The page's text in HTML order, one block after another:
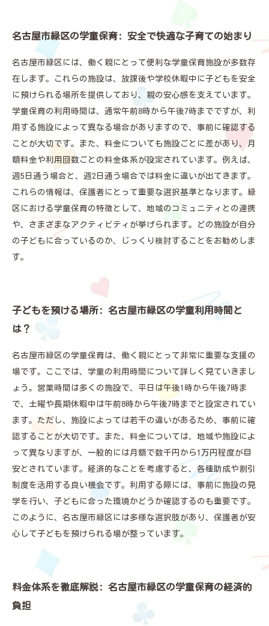
保護者が知っておくべき! 学童利用時の重要ポイント
理想の学童を見つける: 名古屋市緑区での最適な選択
肢
名古屋市緑区の学童保育: 安全で快適な子育ての始まり
名古屋市緑区には、働く親にとって便利な学童保育施設が多数存
在します。これらの施設は、放課後や学校休暇中に子どもを安全
に預けられる場所を提供しており、親の安心感を支えています。
学童保育の利用時間は、通常午前8時から午後7時までですが、利
用する施設によって異なる場合がありますので、事前に確認する
ことが大切です。また、料金についても施設ごとに差があり、月
額料金や利用回数ごとの料金体系が設定されています。例えば、
週5日通う場合と、週2日通う場合では料金に違いが出てきます。
これらの情報は、保護者にとって重要な選択基準となります。緑
区における学童保育の特徴として、地域のコミュニティとの連携
や、さまざまなアクティビティが挙げられます。どの施設が自分
の子どもに合っているのか、じっくり検討することをお勧めしま
す。
子どもを預ける場所: 名古屋市緑区の学童利用時間と
は？
名古屋市緑区の学童保育は、働く親にとって非常に重要な支援の
場です。ここでは、学童の利用時間について詳しく見ていきまし
ょう。営業時間は多くの施設で、平日は午後1時から午後7時ま
で、土曜や長期休暇中は午前8時から午後7時までと設定されてい
ます。ただし、施設によっては若干の違いがあるため、事前に確
認することが大切です。また、料金については、地域や施設によ
って異なりますが、一般的には月額で数千円から1万円程度が目
安とされています。経済的なことを考慮すると、各種助成や割引
制度を活用する良い機会です。利用する際には、事前に施設の見
学を行い、子どもに合った環境かどうか確認するのも重要です。
このように、名古屋市緑区には多様な選択肢があり、保護者が安
心して子どもを預けられる場が整っています。
料金体系を徹底解説: 名古屋市緑区の学童保育の経済的
負担